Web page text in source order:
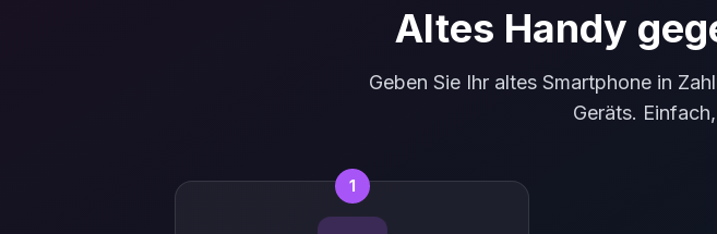
Altes Handy
Geben Sie Ihr altes Smartphone in
Geräts.
1